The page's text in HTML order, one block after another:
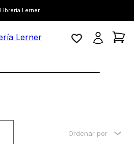
Librería Lerner
Ordenar por